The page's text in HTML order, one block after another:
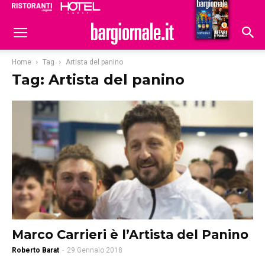
Hoteldomani
Home Tag Artista del panino
Tag: Artista del panino
Marco Carrieri è l’Artista del Panino
Roberto Barat - 29 Gennaio 2018